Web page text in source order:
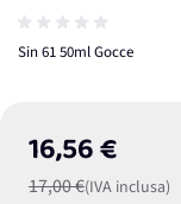
Sin 61 50ml Gocce
16,56 €
17,00 €(IVA inclusa)